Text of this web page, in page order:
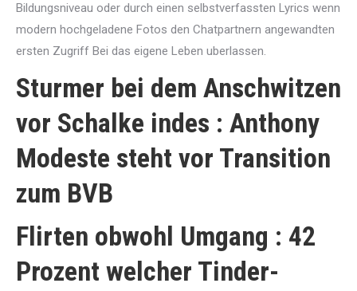
Bildungsniveau oder durch einen selbstverfassten Lyrics wenn
modern hochgeladene Fotos den Chatpartnern angewandten
ersten Zugriff Bei das eigene Leben uberlassen.
Sturmer bei dem Anschwitzen
vor Schalke indes : Anthony
Modeste steht vor Transition
zum BVB
Flirten obwohl Umgang : 42
Prozent welcher Tinder-